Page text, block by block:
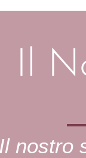
Il
nostro